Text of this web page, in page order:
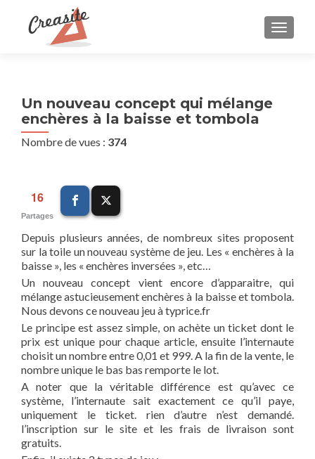
Un nouveau concept qui mélange
enchères à la baisse et tombola
Nombre de vues : 374
16
Partages
Depuis plusieurs années, de nombreux sites proposent
sur la toile un nouveau système de jeu. Les « enchères à la
baisse », les « enchères inversées », etc…
Un nouveau concept vient encore d’apparaitre, qui
mélange astucieusement enchères à la baisse et tombola.
Nous devons ce nouveau jeu à typrice.fr
Le principe est assez simple, on achète un ticket dont le
prix est unique pour chaque article, ensuite l’internaute
choisit un nombre entre 0,01 et 999. A la fin de la vente, le
nombre unique le bas bas remporte le lot.
A noter que la véritable différence est qu’avec ce
système, l’internaute sait exactement ce qu’il paye,
uniquement le ticket. rien d’autre n’est demandé.
l’inscription sur le site et les frais de livraison sont
gratuits.